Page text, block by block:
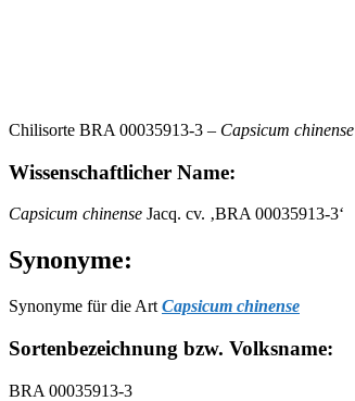
Chilisorte BRA 00035913-3 – Capsicum chinense
Wissenschaftlicher Name:
Capsicum chinense Jacq. cv. ‚BRA 00035913-3‘
Synonyme:
Synonyme für die Art Capsicum chinense
Sortenbezeichnung bzw. Volksname:
BRA 00035913-3